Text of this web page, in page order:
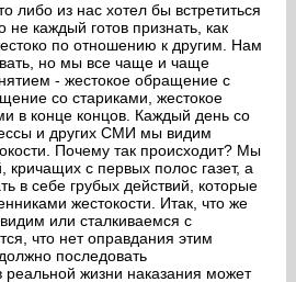
либо из нас хотел бы встретиться
каждый готов признать, как
по отношению к другим. Нам
но мы все чаще и чаще
- жестокое обращение с
со стариками, жестокое
в конце концов. Каждый день со
и других СМИ мы видим
Почему так происходит? Мы
кричащих с первых полос газет, а
в себе грубых действий, которые
жестокости. Итак, что же
или сталкиваемся с
что нет оправдания этим
последовать
жизни наказания может